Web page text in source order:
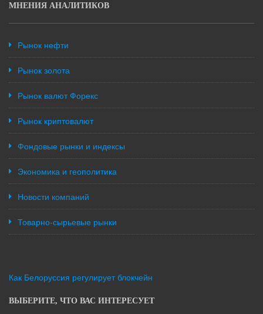
МНЕНИЯ АНАЛИТИКОВ
Рынок нефти
Рынок золота
Рынок валют Форекс
Рынок криптовалют
Фондовые рынки и индексы
Экономика и геополитика
Новости компаний
Товарно-сырьевые рынки
Как Белоруссия регулирует блокчейн
ВЫБЕРИТЕ, ЧТО ВАС ИНТЕРЕСУЕТ